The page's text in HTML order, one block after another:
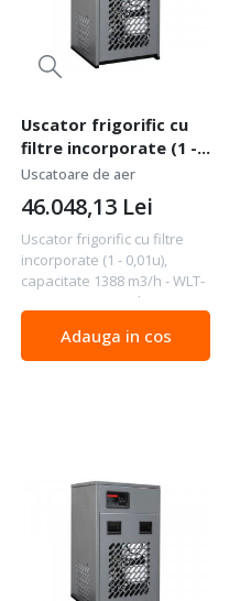
Uscator frigorific cu
filtre incorporate (1 -
0,01u), capacitate 1388
m3/h - WLT-WDF-1388
Uscatoare de aer
Uscator frigorific cu filtre
incorporate (1 - 0,01u),
capacitate 1388 m3/h - WLT-
WDF-1388 Date tehnice
Capacitate m3/min 23.13
Conexiune 2 " Tensiunea V
46.048,13 Lei
Adauga in cos